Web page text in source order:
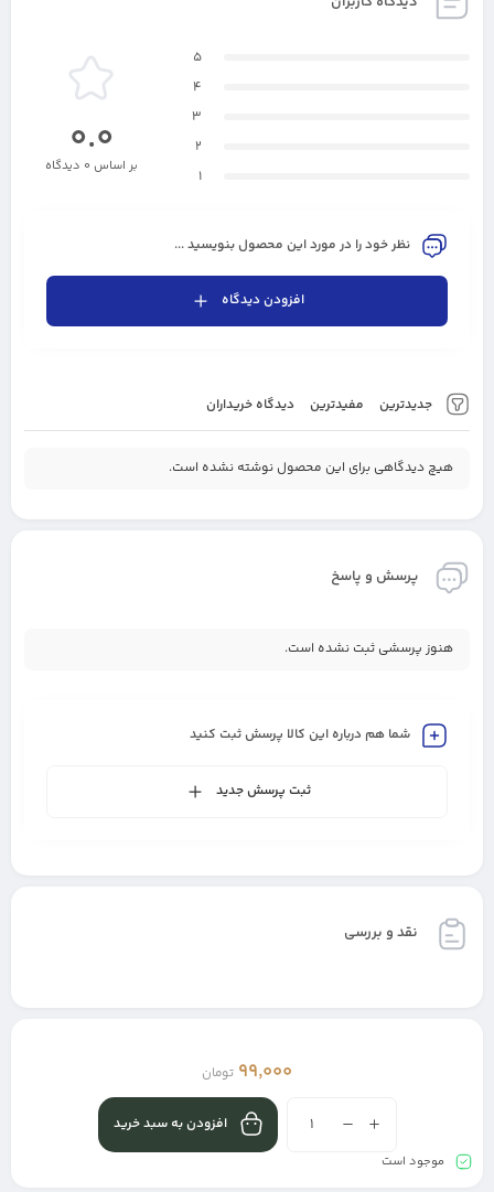
جدیدترین مفیدترین دیدگاه خریداران
هیچ دیدگاهی برای این محصول نوشته نشده است.
5
4
3
2
1
0.0
بر اساس 0 دیدگاه
نظر خود را در مورد این محصول بنویسید ...
افزودن دیدگاه
پرسش و پاسخ
هنوز پرسشی ثبت نشده است.
شما هم درباره این کالا پرسش ثبت کنید
ثبت پرسش جدید
نقد و بررسی
99,000 تومان
افزودن به سبد خرید
موجود است